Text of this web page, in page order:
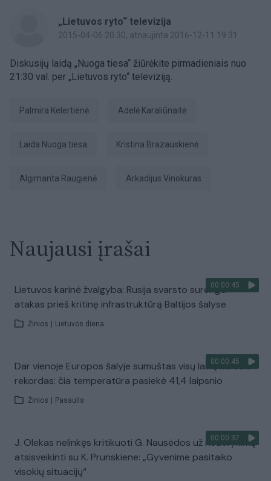
„Lietuvos ryto“ televizija
2015-04-06 20:30, atnaujinta 2016-12-11 19:31
Diskusijų laidą „Nuoga tiesa“ žiūrėkite pirmadieniais nuo
21:30 val. per „Lietuvos ryto“ televiziją.
Palmira Kelertienė Adelė Karaliūnaitė
laida Nuoga tiesa Kristina Brazauskienė
Algimanta Raugienė Arkadijus Vinokuras
Naujausi įrašai
00:00:45
Lietuvos karinė žvalgyba: Rusija svarsto surengti
atakas prieš kritinę infrastruktūrą Baltijos šalyse
Žinios Lietuvos diena
00:00:45
Dar vienoje Europos šalyje sumuštas visų laikų karščio
rekordas: čia temperatūra pasiekė 41,4 laipsnio
Žinios Pasaulis
00:00:37
J. Olekas nelinkęs kritikuoti G. Nausėdos už neatvykimą
atsisveikinti su K. Prunskiene: „Gyvenime pasitaiko
visokių situacijų“